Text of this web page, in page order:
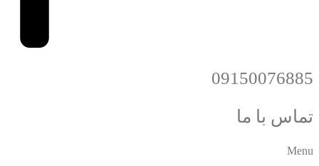
09150076885
تماس با ما
Menu